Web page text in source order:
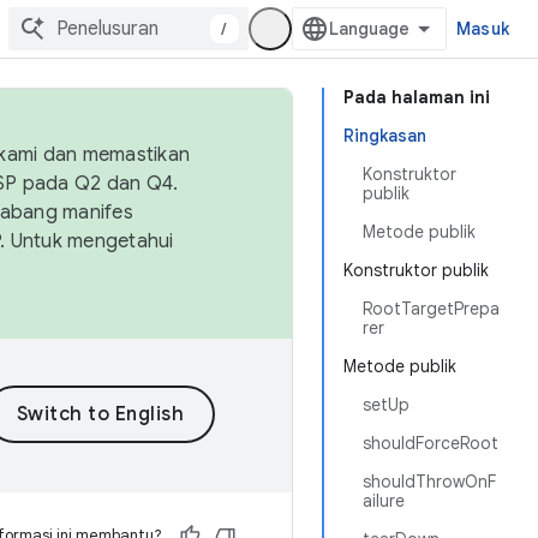
/ Masuk
Pada halaman ini
Ringkasan
Konstruktor
publik
Metode publik
Konstruktor publik
RootTargetPrepa
rer
Metode publik
setUp
shouldForceRoot
shouldThrowOnF
ailure
dan memastikan
pada Q2 dan Q4.
manifes
Untuk mengetahui